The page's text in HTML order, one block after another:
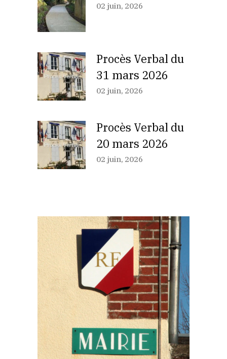
02 juin, 2026
Procès Verbal du
31 mars 2026
02 juin, 2026
Procès Verbal du
20 mars 2026
02 juin, 2026